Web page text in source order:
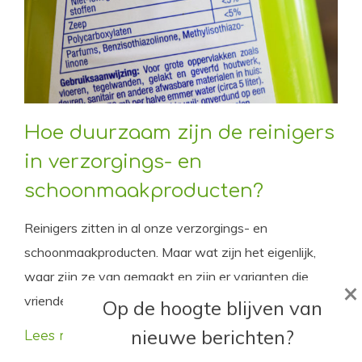
Hoe duurzaam zijn de reinigers
in verzorgings- en
schoonmaakproducten?
Reinigers zitten in al onze verzorgings- en
schoonmaakproducten. Maar wat zijn het eigenlijk,
waar zijn ze van gemaakt en zijn er varianten die
vriendelijk zijn voor zowel het milieu als onze huid?
Lees meer
Op de hoogte blijven van
nieuwe berichten?
×